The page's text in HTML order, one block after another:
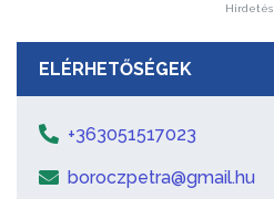
Hirdetés
ELÉRHETŐSÉGEK
+363051517023
boroczpetra@gmail.hu